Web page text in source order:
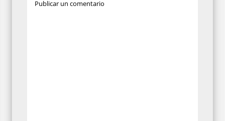
Publicar un comentario